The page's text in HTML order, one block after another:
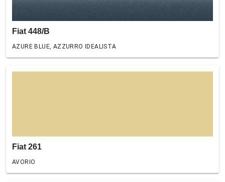
Fiat 448/B
AZURE BLUE, AZZURRO IDEALISTA
Fiat 261
AVORIO